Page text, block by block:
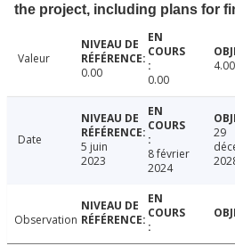
the project, including plans for
Valeur
0.00
0.00
4.00
Date
5 juin
2023
8 février
2024
29
Observation